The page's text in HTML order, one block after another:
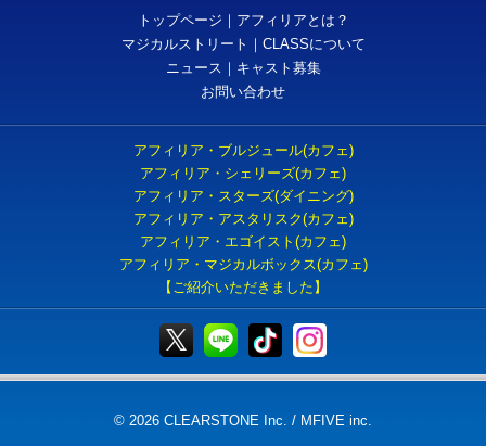
トップページ ｜ アフィリアとは？
マジカルストリート ｜ CLASSについて
ニュース ｜ キャスト募集
お問い合わせ
アフィリア・ブルジュール(カフェ)
アフィリア・シェリーズ(カフェ)
アフィリア・スターズ(ダイニング)
アフィリア・アスタリスク(カフェ)
アフィリア・エゴイスト(カフェ)
アフィリア・マジカルボックス(カフェ)
【ご紹介いただきました】
© 2026 CLEARSTONE Inc. / MFIVE inc.